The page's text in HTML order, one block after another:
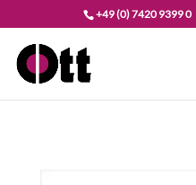
+49 (0) 7420 9399 0